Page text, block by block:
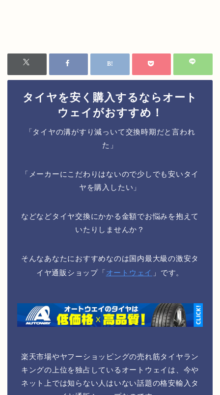
タイヤを安く購入するならオート
ウェイがおすすめ！
「タイヤの溝がすり減っいて交換時期だと言われ
た」
「メーカーにこだわりはないので少しでも安いタイ
ヤを購入したい」
などなどタイヤ交換にかかる金額でお悩みを抱えて
いたりしませんか？
そんなあなたにおすすめなのは国内最大級の激安タ
イヤ通販ショップ「オートウェイ 」です。
楽天市場やヤフーショッピングの売れ筋タイヤラン
キングの上位を独占しているオートウェイは、今や
ネット上では知らない人はいない話題の格安輸入タ